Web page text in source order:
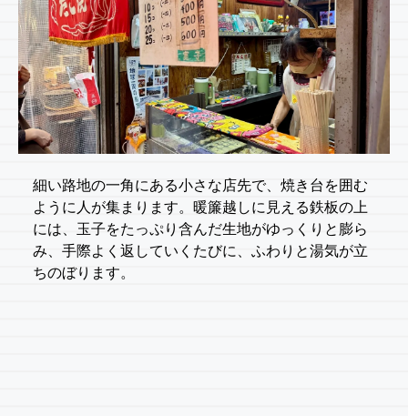
細い路地の一角にある小さな店先で、焼き台を囲む
ように人が集まります。暖簾越しに見える鉄板の上
には、玉子をたっぷり含んだ生地がゆっくりと膨ら
み、手際よく返していくたびに、ふわりと湯気が立
ちのぼります。